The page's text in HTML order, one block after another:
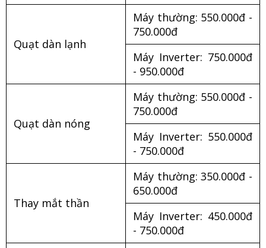
Quạt dàn lạnh
Máy thường: 550.000đ -
750.000đ
Máy Inverter: 750.000đ
- 950.000đ
Quạt dàn nóng
Máy thường: 550.000đ -
750.000đ
Máy Inverter: 550.000đ
- 750.000đ
Thay mắt thần
Máy thường: 350.000đ -
650.000đ
Máy Inverter: 450.000đ
- 750.000đ